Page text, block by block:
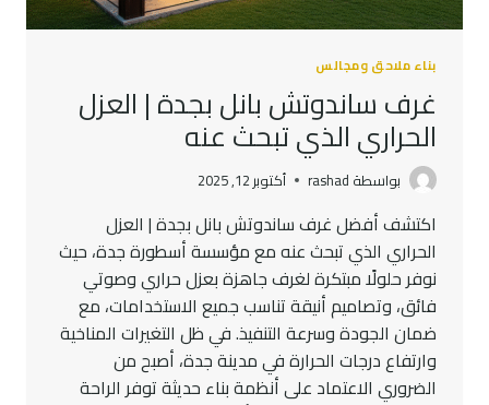
بناء ملاحق ومجالس
غرف ساندوتش بانل بجدة | العزل
الحراري الذي تبحث عنه
بواسطة rashad أكتوبر 12, 2025
اكتشف أفضل غرف ساندوتش بانل بجدة | العزل
الحراري الذي تبحث عنه مع مؤسسة أسطورة جدة، حيث
نوفر حلولًا مبتكرة لغرف جاهزة بعزل حراري وصوتي
فائق، وتصاميم أنيقة تناسب جميع الاستخدامات، مع
ضمان الجودة وسرعة التنفيذ. في ظل التغيرات المناخية
وارتفاع درجات الحرارة في مدينة جدة، أصبح من
الضروري الاعتماد على أنظمة بناء حديثة توفر الراحة